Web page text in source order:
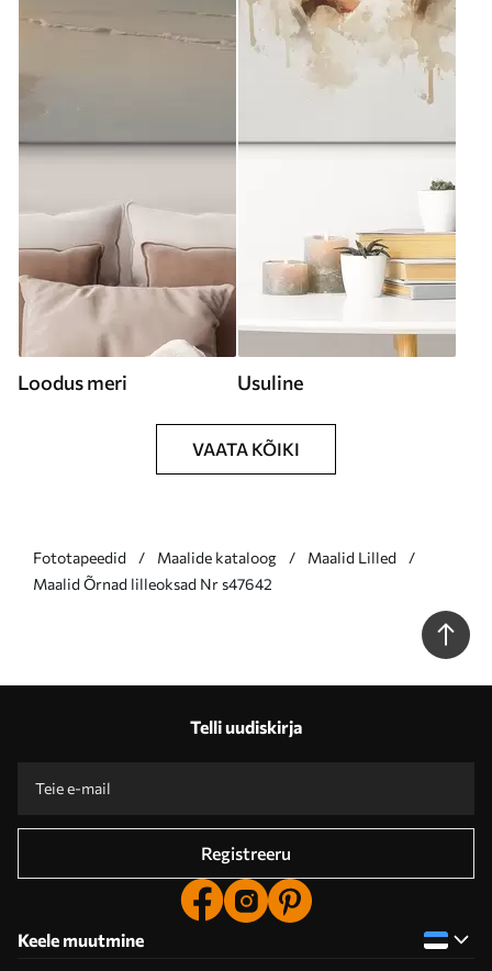
Loodus meri Usuline
VAATA KÕIKI
Fototapeedid Maalide kataloog
Maalid Lilled
Maalid Õrnad lilleoksad Nr s47642
Telli uudiskirja
Registreeru
Keele muutmine